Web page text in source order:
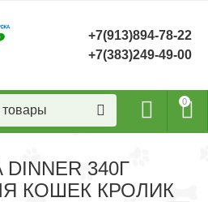
+7(913)894-78-22
+7(383)249-49-00
0
DINNER 340Г
КОШЕК КРОЛИК